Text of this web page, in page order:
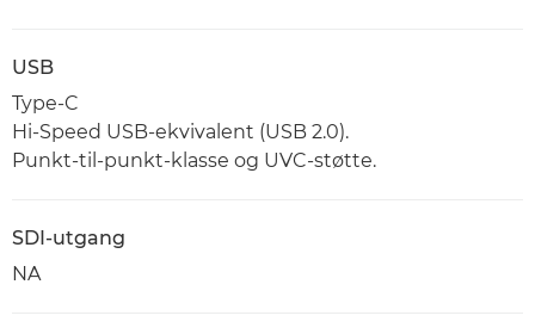
USB
Type-C
Hi-Speed USB-ekvivalent (USB 2.0).
Punkt-til-punkt-klasse og UVC-støtte.
SDI-utgang
NA